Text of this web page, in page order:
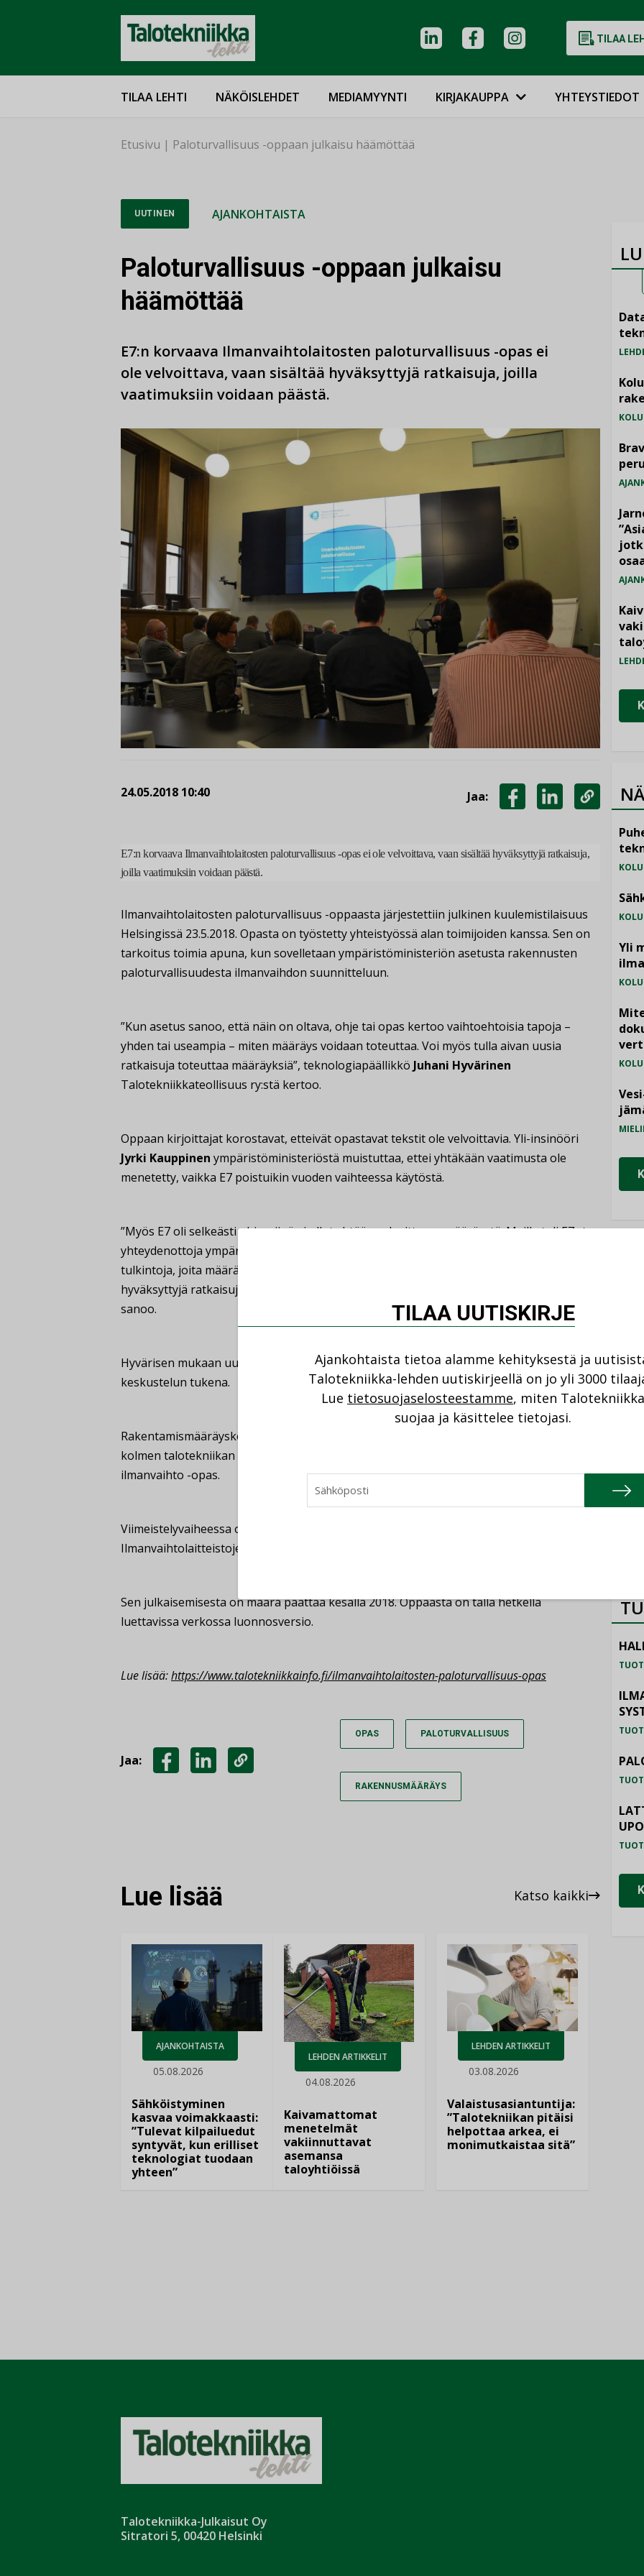
TILAA
TILAA LEHTI NÄKÖISLEHDET MEDIAMYYNTI KIRJAKAUPPA YHTEYSTIEDOT
Etusivu | Paloturvallisuus -oppaan julkaisu häämöttää
UUTINEN AJANKOHTAISTA
Paloturvallisuus -oppaan julkaisu
häämöttää
E7:n korvaava Ilmanvaihtolaitosten paloturvallisuus -opas ei
ole velvoittava, vaan sisältää hyväksyttyjä ratkaisuja, joilla
vaatimuksiin voidaan päästä.
24.05.2018 10:40 Jaa:
LINKEDINISSÄ
KOPIOI
LINKKI
E7:n korvaava Ilmanvaihtolaitosten paloturvallisuus -opas eiolevelvoittava, vaan sisältää hyväksyttyjä ratkaisuja,
joilla vaatimuksiin voidaan päästä.
Ilmanvaihtolaitosten paloturvallisuus -oppaasta järjestettiin julkinen kuulemistilaisuus
Helsingissä 23.5.2018. Opasta on työstetty yhteistyössä alan toimijoiden kanssa. Sen on
tarkoitus toimia apuna, kun sovelletaan ympäristöministeriön asetusta rakennusten
paloturvallisuudesta ilmanvaihdon suunnitteluun.
”Kun asetus sanoo, että näin on oltava, ohje tai opas kertoo vaihtoehtoisia tapoja –
yhden tai useampia – miten määräys voidaan toteuttaa. Voi myös tulla aivan uusia
ratkaisuja toteuttaa määräyksiä”, teknologiapäällikkö Juhani Hyvärinen
Talotekniikkateollisuus ry:stä kertoo.
Oppaan kirjoittajat korostavat, etteivät opastavat tekstit ole velvoittavia. Yli-insinööri
Jyrki Kauppinen ympäristöministeriöstä muistuttaa, ettei yhtäkään vaatimusta ole
menetetty, vaikka E7 poistuikin vuoden vaihteessa käytöstä.
”Myös E7 oli selkeästi ohje, siinä ei ollut yhtään velvoittavaa määräystä. Meille tuli E7:sta
yhteydenottoja ympäristöministeriöön. Sitä on pidetty velvoittavana ja siitä on tehty
tulkintoja, joita määräysten vaatimuksilla ei pysty perustelemaan. Ohjeet sisältävät
hyväksyttyjä ratkaisuja, mutta myös muilla keinoilla voi päästä vaatimuksiin”, Kauppinen
sanoo.
Hyvärisen mukaan uusi opas toimii suunnittelijan ja rakennusvalvojan välisen
keskustelun tukena.
Rakentamismääräyskokoelman uudistukseen liittyen tänä vuonna on ollut käynnissä
kolmen talotekniikan alan oppaan kirjoittaminen. Vuoden alussa valmistui Sisäilmasto ja
ilmanvaihto -opas.
Viimeistelyvaiheessa ovat Vesi ja viemärilaitteistot -opas sekä nyt uusimpana
Ilmanvaihtolaitteistojen paloturvallisuus -opas.
Sen julkaisemisesta on määrä päättää kesällä 2018. Oppaasta on tällä hetkellä
luettavissa verkossa luonnosversio.
Lue lisää:https://www.talotekniikkainfo.fi/ilmanvaihtolaitosten-paloturvallisuus-opas
Jaa:
OPAS PALOTURVALLISUUS
RAKENNUSMÄÄRÄYS
Lue lisää Katso kaikki
AJANKOHTAISTA
05.08.2026
Sähköistyminen
kasvaa voimakkaasti:
”Tulevat kilpailuedut
syntyvät, kun erilliset
teknologiat tuodaan
yhteen”
LEHDEN ARTIKKELIT
04.08.2026
Kaivamattomat
menetelmät
vakiinnuttavat
asemansa
taloyhtiöissä
LEHDEN ARTIKKELIT
03.08.2026
Valaistusasiantuntija:
”Talotekniikan pitäisi
helpottaa arkea, ei
monimutkaistaa sitä”
Yli
Talotekniikka-Julkaisut Oy
Sitratori 5, 00420 Helsinki
TILAA UUTISKIRJE
Ajankohtaista tietoa alamme kehityksestä ja
Talotekniikka-lehden uutiskirjeellä on jo yli 3000
Lue tietosuojaselosteestamme, miten Talotekniikka
suojaa ja käsittelee tietojasi.